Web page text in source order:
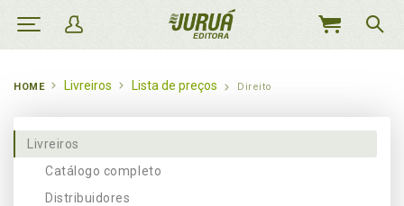
MEU
HOME Livreiros Lista de preços Direito
Livreiros
Catálogo completo
Distribuidores